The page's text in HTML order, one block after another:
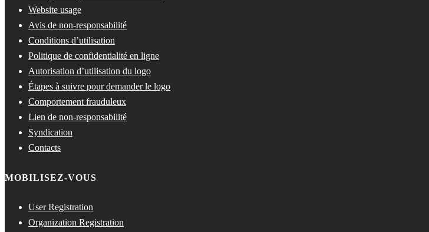
Website usage
Avis de non-responsabilité
Conditions d’utilisation
Politique de confidentialité en ligne
Autorisation d’utilisation du logo
Étapes à suivre pour demander le logo
Comportement frauduleux
Lien de non-responsabilité
Syndication
Contacts
MOBILISEZ-VOUS
User Registration
Organization Registration